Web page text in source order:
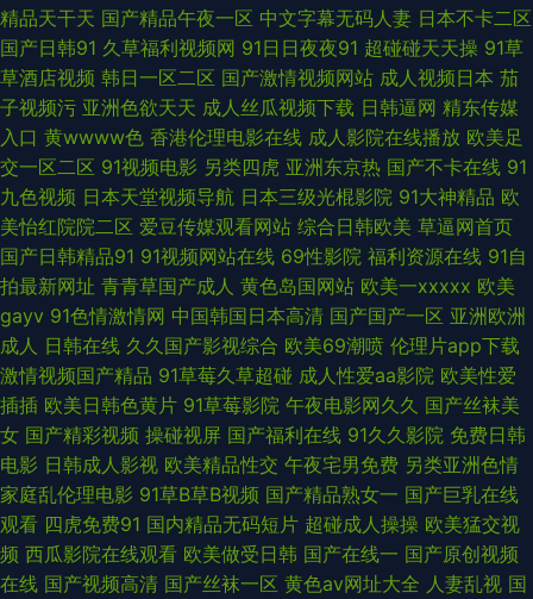
AV 亚洲视频国产ts 成人PH免费看片入口 视频在线国产 在线免费小视屏 国
产十六区 亚洲久悠悠 97视频在线观看岛国 青草视频区 91成人版下载 国产长
腿后入 色四虎酒店 91免费视频网页版 黄色天堂啪啪 深夜福利博彩建材 91午
夜伦理影院 久久精品青 香蕉大色网 99视频国内 女人资源网影音先锋 91po
在线观看 肏屄肏肏 91资源站在线 久操网影片 在线观看av AV人人摸超碰 久
久男人的天堂 亚洲AV色1 91香蕉APPTV 内射黑丝女神 91福利姬91 大香蕉伊
人在线视频 日韩三极 91视频日本 黄色a片网站 亚洲日韩欧美性爱 91在线永
久免费观看网站 日韩精品在线人妻 91麻豆精品久久 国产免费色在线 日韩欧
美有码在线 色五月色色天堂网 先锋资源AV网 国产精品一区二区三 探花91在
线视频 97社国产视频 蜜臀福利91av网 影音先锋AV最新 wwwav东方av 色
精品天干天 国产精品午夜一区 中文字幕无码人妻 日本不卡二区
国产日韩91 久草福利视频网 91日日夜夜91 超碰碰天天操 91草
草酒店视频 韩日一区二区 国产激情视频网站 成人视频日本 茄
子视频污 亚洲色欲天天 成人丝瓜视频下载 日韩逼网 精东传媒
入口 黄wwww色 香港伦理电影在线 成人影院在线播放 欧美足
交一区二区 91视频电影 另类四虎 亚洲东京热 国产不卡在线 91
九色视频 日本天堂视频导航 日本三级光棍影院 91大神精品 欧
美怡红院院二区 爱豆传媒观看网站 综合日韩欧美 草逼网首页
国产日韩精品91 91视频网站在线 69性影院 福利资源在线 91自
拍最新网址 青青草国产成人 黄色岛国网站 欧美一xxxxx 欧美
gayv 91色情激情网 中国韩国日本高清 国产国产一区 亚洲欧洲
成人 日韩在线 久久国产影视综合 欧美69潮喷 伦理片app下载
激情视频国产精品 91草莓久草超碰 成人性爱aa影院 欧美性爱
插插 欧美日韩色黄片 91草莓影院 午夜电影网久久 国产丝袜美
女 国产精彩视频 操碰视屏 国产福利在线 91久久影院 免费日韩
电影 日韩成人影视 欧美精品性交 午夜宅男免费 另类亚洲色情
家庭乱伦理电影 91草B草B视频 国产精品熟女一 国产巨乳在线
观看 四虎免费91 国内精品无码短片 超碰成人操操 欧美猛交视
频 西瓜影院在线观看 欧美做受日韩 国产在线一 国产原创视频
在线 国产视频高清 国产丝袜一区 黄色av网址大全 人妻乱视 国